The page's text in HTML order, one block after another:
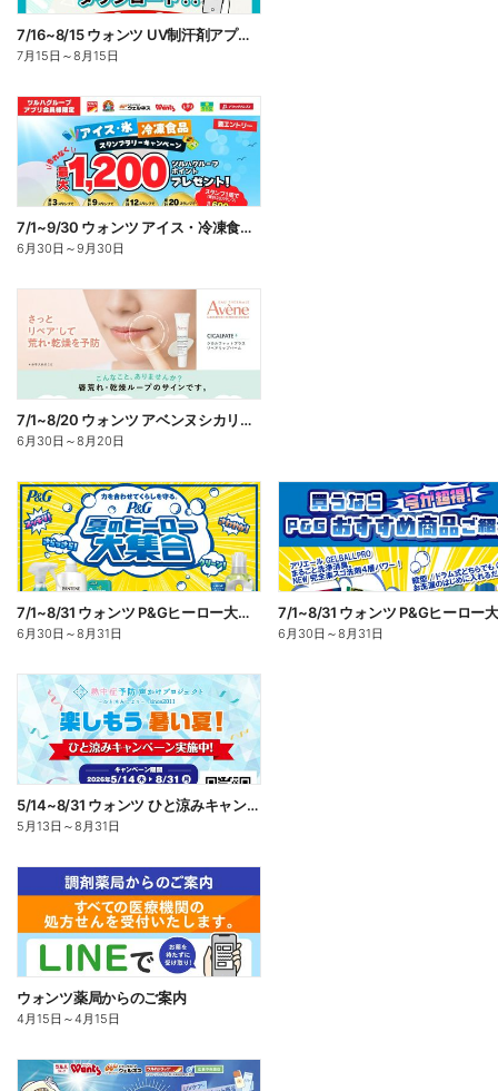
7/16~8/15 ウォンツ UV制汗剤アプリ企画
7月15日 ～8月15日
7/1~9/30 ウォンツ アイス・冷凍食品スタンプラリーキャンペーン企
6月30日 ～9月30日
7/1~8/20 ウォンツ アベンヌシカリップ予約
6月30日 ～8月20日
7/1~8/31 ウォンツ P&Gヒーロー大集合キャンペーン企画ー1
6月30日 ～8月31日 6月30日 ～8月31日
5/14~8/31 ウォンツ ひと涼みキャンペーン
5月13日 ～8月31日
ウォンツ薬局からのご案内
4月15日 ～4月15日